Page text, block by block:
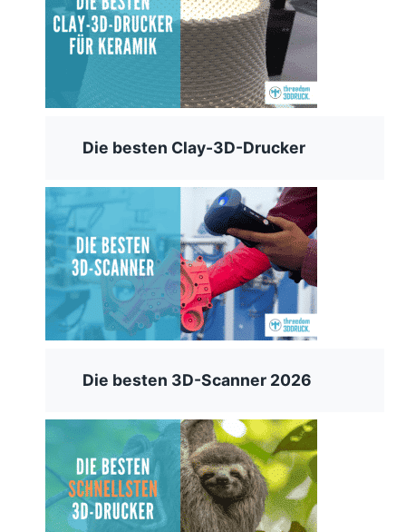
Die besten Clay-3D-Drucker
Die besten 3D-Scanner 2026